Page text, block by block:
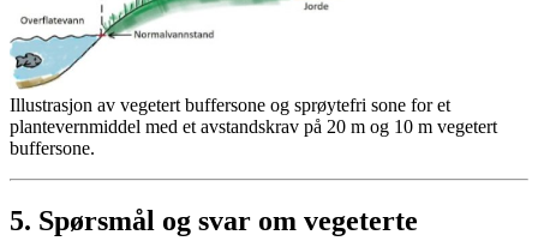
Illustrasjon av vegetert buffersone og sprøytefri sone for et
plantevernmiddel med et avstandskrav på 20 m og 10 m vegetert
buffersone.
5. Spørsmål og svar om vegeterte